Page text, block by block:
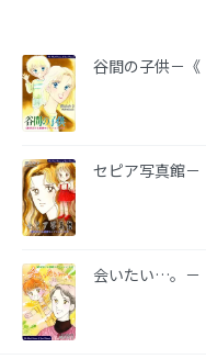
谷間の子供－《
セピア写真館－
会いたい…。－